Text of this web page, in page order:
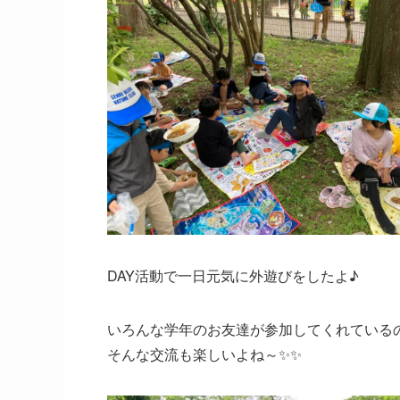
DAY活動で一日元気に外遊びをしたよ♪
いろんな学年のお友達が参加してくれている
そんな交流も楽しいよね～✨✨